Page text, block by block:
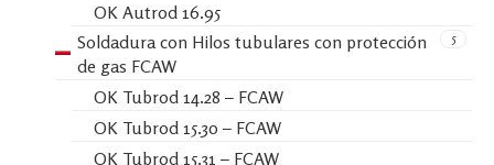
OK Autrod 16.95
5
Soldadura con Hilos tubulares con protección
de gas FCAW
OK Tubrod 14.28 – FCAW
OK Tubrod 15.30 – FCAW
OK Tubrod 15.31 – FCAW